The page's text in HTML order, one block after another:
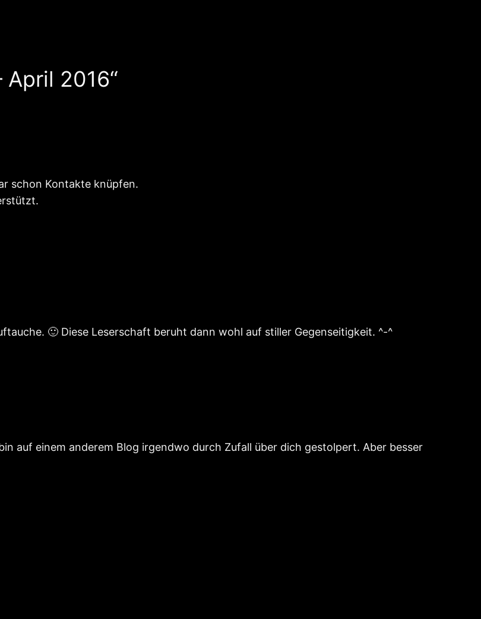
April 2016“
schon Kontakte knüpfen.
🙂 Diese Leserschaft beruht dann wohl auf stiller Gegenseitigkeit. ^-^
auf einem anderem Blog irgendwo durch Zufall über dich gestolpert. Aber besser